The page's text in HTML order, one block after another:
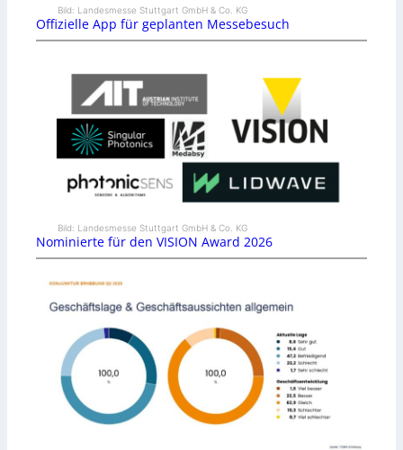
Bild: Landesmesse Stuttgart GmbH & Co. KG
Offizielle App für geplanten Messebesuch
Bild: Landesmesse Stuttgart GmbH & Co. KG
Nominierte für den VISION Award 2026